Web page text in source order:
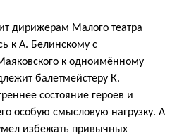
дирижерам Малого театра
к А. Белинскому с
к одноимённому
балетмейстеру К.
состояние героев и
особую смысловую нагрузку. А
избежать привычных